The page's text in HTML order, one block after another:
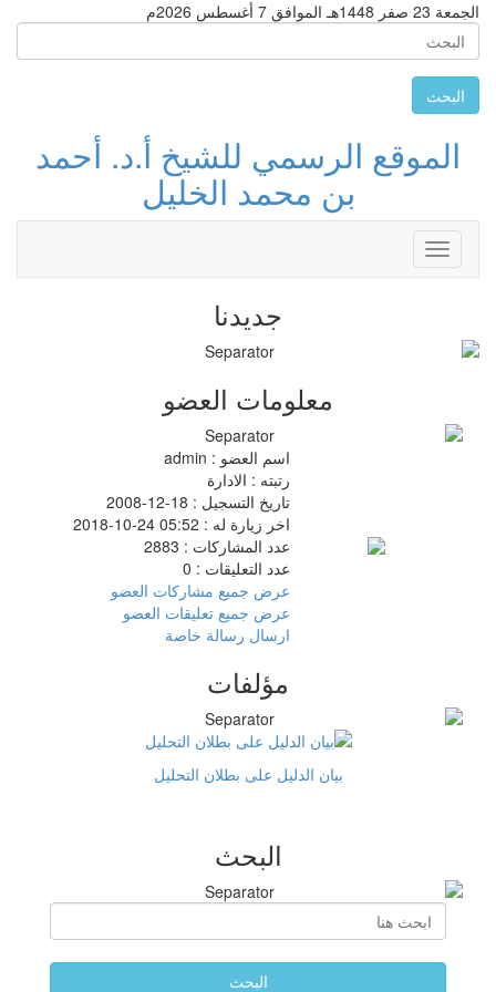
الجمعة 23 صفر 1448هـ الموافق 7 أغسطس 2026م
البحث
الموقع الرسمي للشيخ أ.د. أحمد
بن محمد الخليل
Toggle
navigation
جديدنا
معلومات العضو
اسم العضو : admin
رتبته : الادارة
تاريخ التسجيل : 18-12-2008
اخر زيارة له : 05:52 24-10-2018
عدد المشاركات : 2883
عدد التعليقات : 0
عرض جميع مشاركات العضو
عرض جميع تعليقات العضو
ارسال رسالة خاصة
مؤلفات
بيان الدليل على بطلان التحليل
البحث
البحث